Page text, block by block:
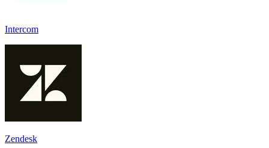
Intercom
Zendesk